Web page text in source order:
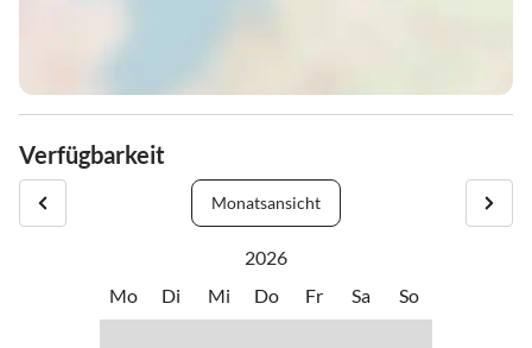
Verfügbarkeit
Monatsansicht
2026
Mo
Di Mi Do Fr Sa So